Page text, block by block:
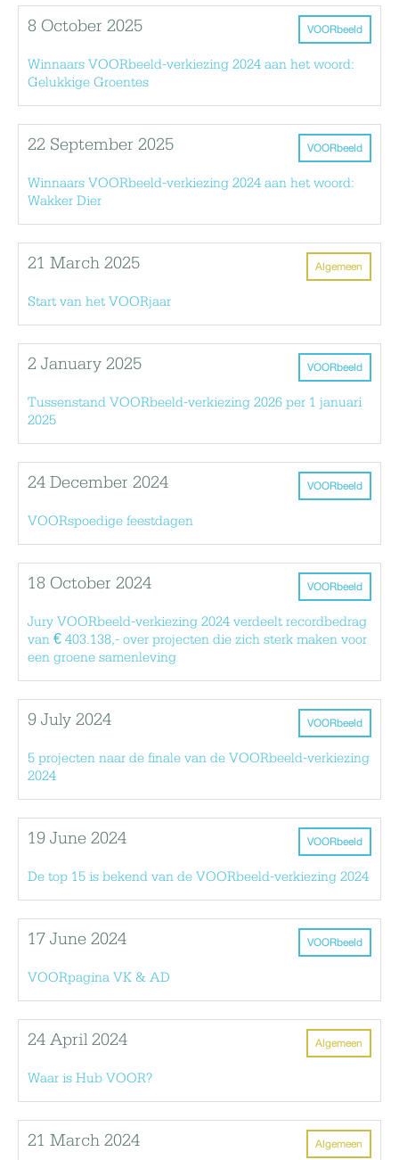
VOORbeeld
8 October 2025
Winnaars VOORbeeld-verkiezing 2024 aan het woord:
Gelukkige Groentes
VOORbeeld
22 September 2025
Winnaars VOORbeeld-verkiezing 2024 aan het woord:
Wakker Dier
Algemeen
21 March 2025
Start van het VOORjaar
VOORbeeld
2 January 2025
Tussenstand VOORbeeld-verkiezing 2026 per 1 januari
2025
VOORbeeld
24 December 2024
VOORspoedige feestdagen
VOORbeeld
18 October 2024
Jury VOORbeeld-verkiezing 2024 verdeelt recordbedrag
van € 403.138,- over projecten die zich sterk maken voor
een groene samenleving
VOORbeeld
9 July 2024
5 projecten naar de finale van de VOORbeeld-verkiezing
2024
VOORbeeld
19 June 2024
De top 15 is bekend van de VOORbeeld-verkiezing 2024
VOORbeeld
17 June 2024
VOORpagina VK & AD
Algemeen
24 April 2024
Waar is Hub VOOR?
Algemeen
21 March 2024